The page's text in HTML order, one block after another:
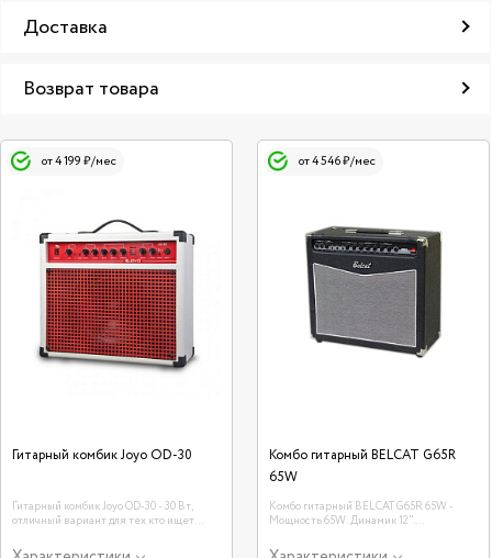
Доставка
Возврат товара
от 4 199 ₽/мес
Гитарный комбик Joyo OD-30
Гитарный комбик Joyo OD-30 - 30 Вт,
отличный вариант для тех кто ищет
возможностями. Удобные грамотно
от 4 546 ₽/мес
Комбо гитарный BELCAT G65R
65W
Комбо гитарный BELCAT G65R 65W -
Мощность 65W. Динамик 12".